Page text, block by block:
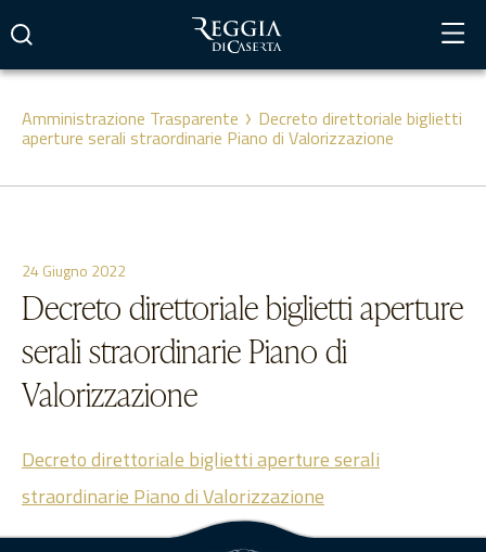
contenuto
Amministrazione Trasparente Decreto direttoriale biglietti
aperture serali straordinarie Piano di Valorizzazione
24 Giugno 2022
Decreto direttoriale biglietti aperture
serali straordinarie Piano di
Valorizzazione
Decreto direttoriale biglietti aperture serali
straordinarie Piano di Valorizzazione